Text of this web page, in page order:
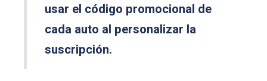
usar el código promocional de
cada auto al personalizar la
suscripción.